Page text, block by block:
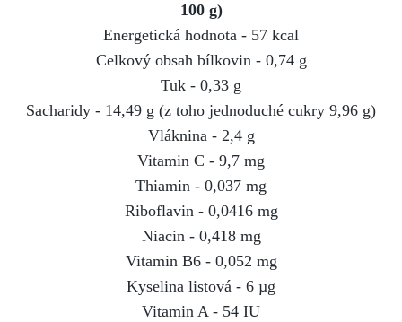
100 g)
Energetická hodnota - 57 kcal
Celkový obsah bílkovin - 0,74 g
Tuk - 0,33 g
Sacharidy - 14,49 g (z toho jednoduché cukry 9,96 g)
Vláknina - 2,4 g
Vitamin C - 9,7 mg
Thiamin - 0,037 mg
Riboflavin - 0,0416 mg
Niacin - 0,418 mg
Vitamin B6 - 0,052 mg
Kyselina listová - 6 µg
Vitamin A - 54 IU